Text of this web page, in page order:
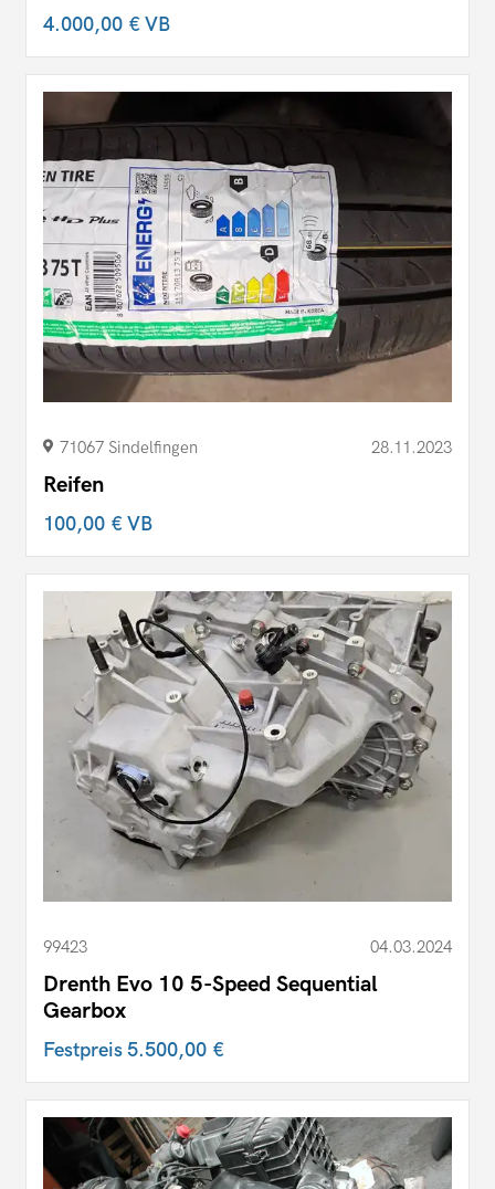
4.000,00 €VB
71067 Sindelfingen 28.11.2023
Reifen
100,00 €VB
99423 04.03.2024
Drenth Evo 10 5-Speed Sequential
Gearbox
Festpreis5.500,00 €